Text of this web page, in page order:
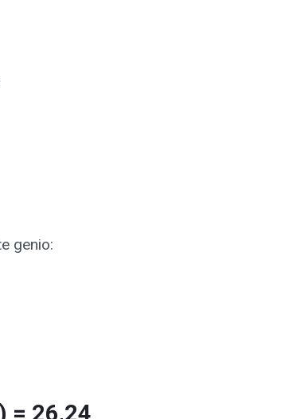
genio:
= 26,24